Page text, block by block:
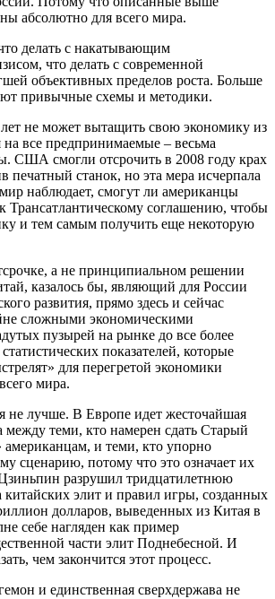
абсолютно для всего мира.
делать с накатывающим
что делать с современной
объективных пределов роста. Больше
привычные схемы и методики.
не может вытащить свою экономику из
на все предпринимаемые – весьма
США смогли отсрочить в 2008 году крах
печатный станок, но эта мера исчерпала
мир наблюдает, смогут ли американцы
Трансатлантическому соглашению, чтобы
и тем самым получить еще некоторую
а не принципиальном решении
казалось бы, являющий для России
развития, прямо здесь и сейчас
сложными экономическими
пузырей на рынке до все более
показателей, которые
для перегретой экономики
мира.
не лучше. В Европе идет жесточайшая
между теми, кто намерен сдать Старый
американцам, и теми, кто упорно
сценарию, потому что это означает их
разрушил тридцатилетнюю
китайских элит и правил игры, созданных
долларов, выведенных из Китая в
себе нагляден как пример
части элит Поднебесной. И
чем закончится этот процесс.
и единственная сверхдержава не